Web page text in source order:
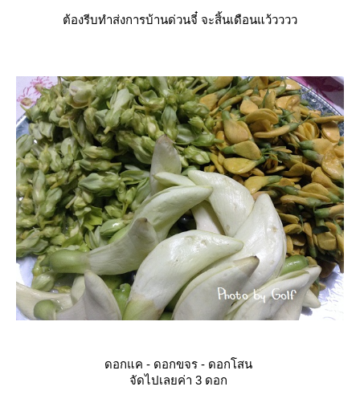
ต้องรีบทำส่งการบ้านด่วนจี๋ จะสิ้นเดือนแว้วววว
ดอกแค - ดอกขจร - ดอกโสน
จัดไปเลยค่า 3 ดอก